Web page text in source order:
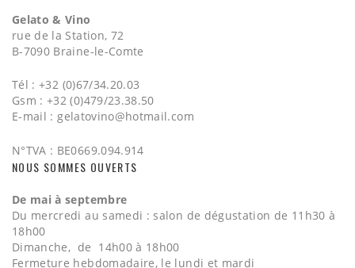
Gelato & Vino
rue de la Station, 72
B-7090 Braine-le-Comte
Tél : +32 (0)67/34.20.03
Gsm : +32 (0)479/23.38.50
E-mail :gelatovino@hotmail.com
N°TVA : BE0669.094.914
NOUS SOMMES OUVERTS
De mai à septembre
Du mercredi au samedi : salon de dégustation de 11h30 à
18h00
Dimanche, de 14h00 à 18h00
Fermeture hebdomadaire, le lundi et mardi